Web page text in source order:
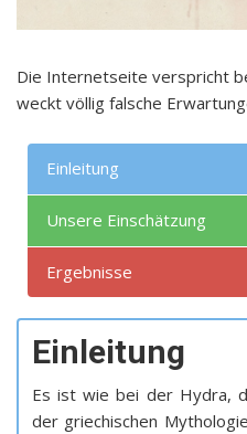
Die Internetseite verspricht
weckt völlig falsche
Einleitung
Unsere Einschätzung
Ergebnisse
Einleitung
Es ist wie bei der Hydra,
der griechischen